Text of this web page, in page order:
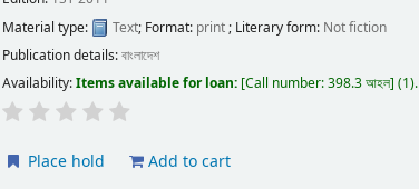
Material type:
Text; Format: print ; Literary form: Not fiction
Publication details:বাংলাদেশ
Availability:Items available for loan: Call number:398.3 আহল (1).
Place hold Add to cart